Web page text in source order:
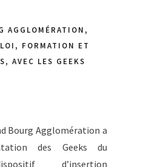
AGGLOMÉRATION,
FORMATION ET
AVEC LES GEEKS
Bourg Agglomération a
des Geeks du
d’insertion